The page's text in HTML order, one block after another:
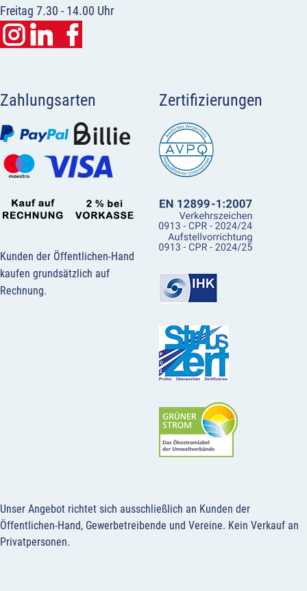
Freitag 7.30 - 14.00 Uhr
Zahlungsarten
Kunden der Öffentlichen-Hand
kaufen grundsätzlich auf
Rechnung.
Zertifizierungen
Unser Angebot richtet sich ausschließlich an Kunden der
Öffentlichen-Hand, Gewerbetreibende und Vereine. Kein Verkauf an
Privatpersonen.